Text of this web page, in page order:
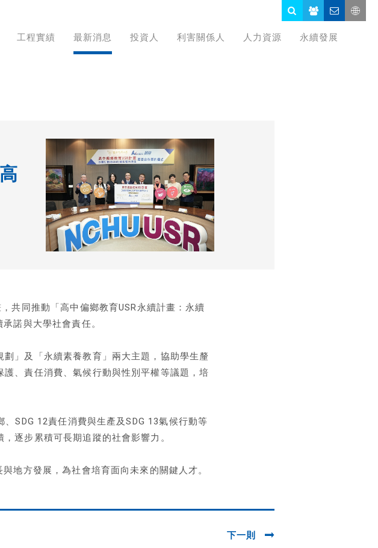
工程實績 最新消息 投資人 利害關係人 人力資源 永續發展
共同推動「高中偏鄉教育USR永續計畫：永續
諾與大學社會責任。
」及「永續素養教育」兩大主題，協助學生釐
、責任消費、氣候行動與性別平權等議題，培
SDG 12責任消費與生產及SDG 13氣候行動等
逐步累積可長期追蹤的社會影響力。
地方發展，為社會培育面向未來的關鍵人才。
下一則